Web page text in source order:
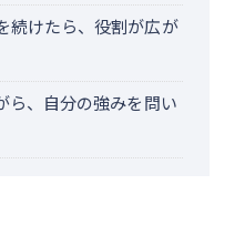
続けたら、役割が広が
ら、自分の強みを問い